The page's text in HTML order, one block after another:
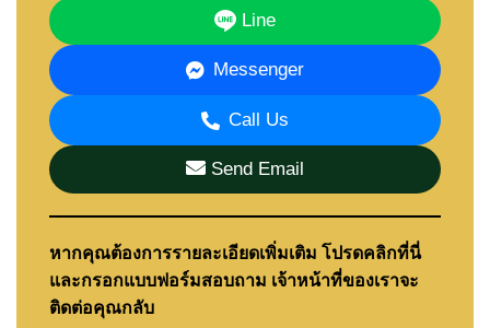
Line
Messenger
Call Us
Send Email
หากคุณต้องการรายละเอียดเพิ่มเติม โปรดคลิกที่นี่
และกรอกแบบฟอร์มสอบถาม เจ้าหน้าที่ของเราจะ
ติดต่อคุณกลับ